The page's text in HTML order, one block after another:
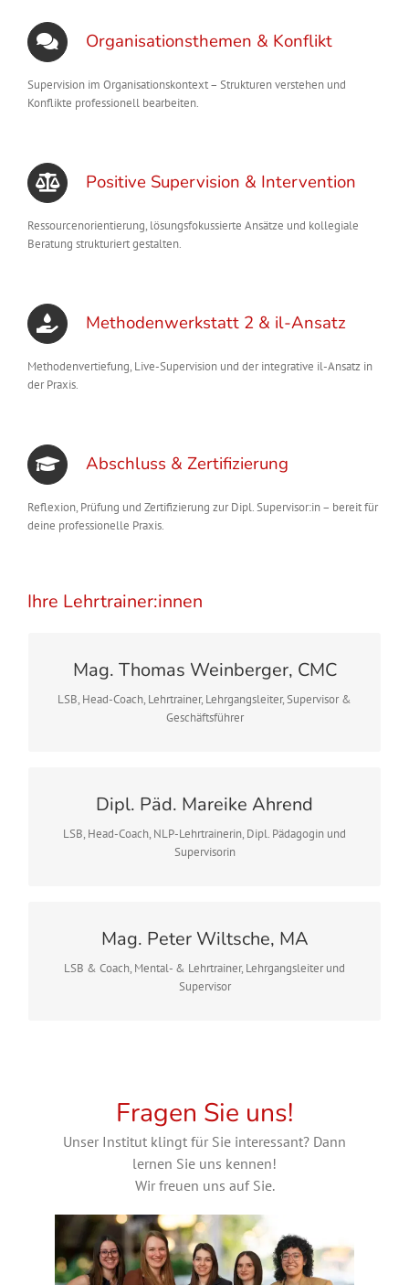
Organisationsthemen & Konflikt
Supervision im Organisationskontext – Strukturen verstehen und
Konflikte professionell bearbeiten.
Positive Supervision & Intervention
Ressourcenorientierung, lösungsfokussierte Ansätze und kollegiale
Beratung strukturiert gestalten.
Methodenwerkstatt 2 & il-Ansatz
Methodenvertiefung, Live-Supervision und der integrative il-Ansatz in
der Praxis.
Abschluss & Zertifizierung
Reflexion, Prüfung und Zertifizierung zur Dipl. Supervisor:in – bereit für
deine professionelle Praxis.
Ihre Lehrtrainer:innen
Mag. Thomas Weinberger, CMC
LSB, Head-Coach, Lehrtrainer, Lehrgangsleiter, Supervisor &
Geschäftsführer
Seit 1997 als Trainer und Coach tätig. Supervisor (ÖVS), CMC,
NLP-Lehrtrainer, Lehrcoach. Begleitet Menschen und
Organisationen mit systemisch-integrativer Haltung.
Dipl. Päd. Mareike Ahrend
LSB, Head-Coach, NLP-Lehrtrainerin, Dipl. Pädagogin und
Supervisorin
20 Jahre Coaching-Erfahrung, über 300 ausgebildete Coaches.
Supervisorin (WKO), NLP-Lehrtrainerin, Aufstellungsleiterin.
Verbindet Tiefe mit Leichtigkeit.
Mag. Peter Wiltsche, MA
LSB & Coach, Mental- & Lehrtrainer, Lehrgangsleiter und
Supervisor
10+ Jahre Erfahrung, über 300 ausgebildete Trainer:innen und
Coaches. Supervisor, Systemischer Coach, Studium
Organisations- und Personalentwicklung. Pragmatisch und
Fragen Sie uns!
Unser Institut klingt für Sie interessant? Dann
lernen Sie uns kennen!
Wir freuen uns auf Sie.